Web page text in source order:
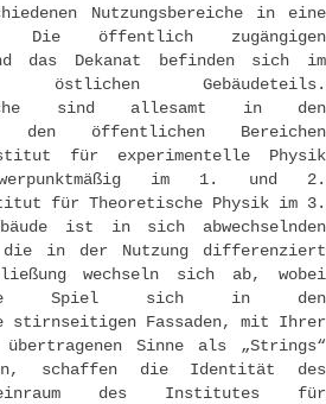
Nutzungsbereiche in eine
Die öffentlich zugängigen
das Dekanat befinden sich im
östlichen Gebäudeteils.
sind allesamt in den
den öffentlichen Bereichen
für experimentelle Physik
im 1. und 2.
für Theoretische Physik im 3.
ist in sich abwechselnden
die in der Nutzung differenziert
wechseln sich ab, wobei
Spiel sich in den
stirnseitigen Fassaden, mit Ihrer
Sinne als „Strings“
schaffen die Identität des
des Institutes für